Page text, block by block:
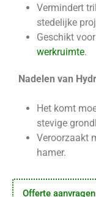
Vermindert
stedelijke
Geschikt
werkruimte.
Nadelen van
Het komt
stevige
Veroorzaakt
hamer.
Offerte aanvragen